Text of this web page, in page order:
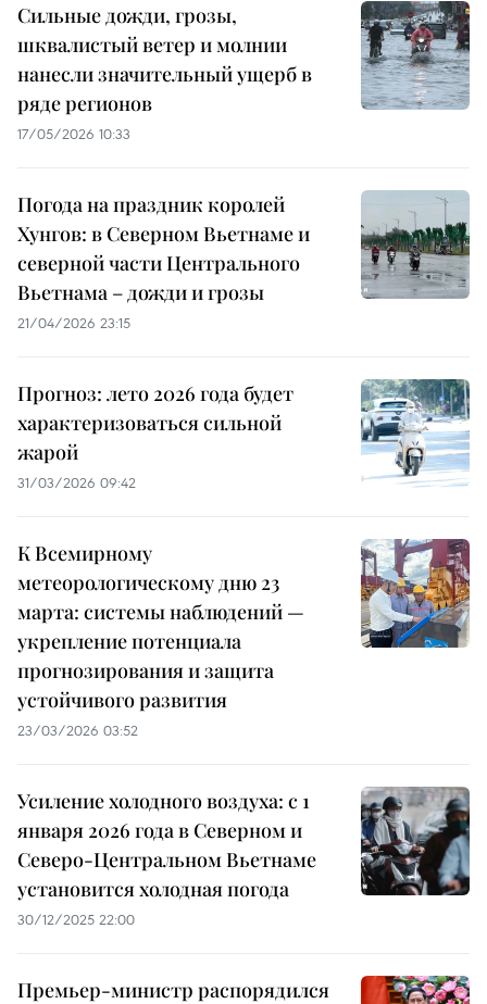
Сильные дожди, грозы,
шквалистый ветер и молнии
нанесли значительный ущерб в
ряде регионов
17/05/2026 10:33
Погода на праздник королей
Хунгов: в Северном Вьетнаме и
северной части Центрального
Вьетнама – дожди и грозы
21/04/2026 23:15
Прогноз: лето 2026 года будет
характеризоваться сильной
жарой
31/03/2026 09:42
К Всемирному
метеорологическому дню 23
марта: системы наблюдений —
укрепление потенциала
прогнозирования и защита
устойчивого развития
23/03/2026 03:52
Усиление холодного воздуха: с 1
января 2026 года в Северном и
Северо-Центральном Вьетнаме
установится холодная погода
30/12/2025 22:00
Премьер-министр распорядился